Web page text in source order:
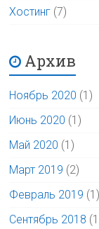
Хостинг (7)
Архив
Ноябрь 2020 (1)
Июнь 2020 (1)
Май 2020 (1)
Март 2019 (2)
Февраль 2019 (1)
Сентябрь 2018